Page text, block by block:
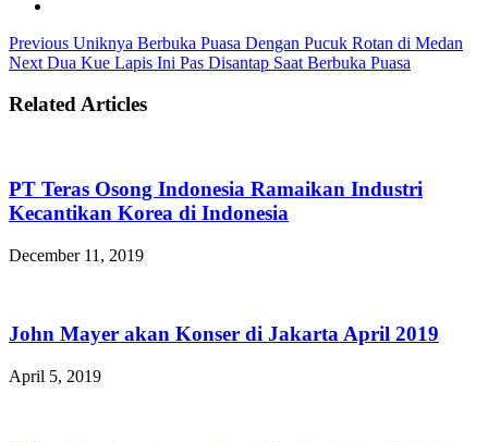
Previous Uniknya Berbuka Puasa Dengan Pucuk Rotan di Medan
Next Dua Kue Lapis Ini Pas Disantap Saat Berbuka Puasa
Related Articles
PT Teras Osong Indonesia Ramaikan Industri
Kecantikan Korea di Indonesia
December 11, 2019
John Mayer akan Konser di Jakarta April 2019
April 5, 2019